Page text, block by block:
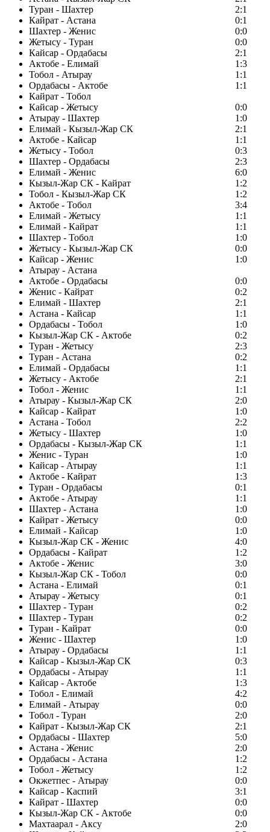
Туран - Шахтер
2:1
Кайрат - Астана
0:1
Шахтер - Женис
0:0
Жетысу - Туран
0:0
Кайсар - Ордабасы
2:1
Актобе - Елимай
1:3
Тобол - Атырау
1:1
Ордабасы - Актобе
1:1
Кайрат - Тобол
Кайсар - Жетысу
0:0
Атырау - Шахтер
1:0
Елимай - Кызыл-Жар СК
2:1
Актобе - Кайсар
1:1
Жетысу - Тобол
0:3
Шахтер - Ордабасы
2:3
Елимай - Женис
6:0
Кызыл-Жар СК - Кайрат
1:2
Тобол - Кызыл-Жар СК
1:2
Актобе - Тобол
3:4
Елимай - Жетысу
1:1
Елимай - Кайрат
1:1
Шахтер - Тобол
1:0
Жетысу - Кызыл-Жар СК
0:0
Кайсар - Женис
1:0
Атырау - Астана
Актобе - Ордабасы
0:0
Женис - Кайрат
0:2
Елимай - Шахтер
2:1
Астана - Кайсар
1:1
Ордабасы - Тобол
1:0
Кызыл-Жар СК - Актобе
0:2
Туран - Жетысу
2:3
Туран - Астана
0:2
Елимай - Ордабасы
1:1
Жетысу - Актобе
2:1
Тобол - Женис
1:1
Атырау - Кызыл-Жар СК
2:0
Кайсар - Кайрат
1:0
Астана - Тобол
2:2
Жетысу - Шахтер
1:0
Ордабасы - Кызыл-Жар СК
1:1
Женис - Туран
1:0
Кайсар - Атырау
1:1
Актобе - Кайрат
1:3
Туран - Ордабасы
0:1
Актобе - Атырау
1:1
Шахтер - Астана
1:0
Кайрат - Жетысу
0:0
Елимай - Кайсар
1:0
Кызыл-Жар СК - Женис
4:0
Ордабасы - Кайрат
1:2
Актобе - Женис
3:0
Кызыл-Жар СК - Тобол
0:0
Астана - Елимай
0:1
Атырау - Жетысу
0:1
Шахтер - Туран
0:2
Шахтер - Туран
0:2
Туран - Кайрат
0:0
Женис - Шахтер
1:0
Атырау - Ордабасы
1:1
Кайсар - Кызыл-Жар СК
0:3
Ордабасы - Атырау
1:1
Кайсар - Актобе
1:3
Тобол - Елимай
4:2
Елимай - Атырау
0:0
Тобол - Туран
2:0
Кайрат - Кызыл-Жар СК
2:1
Ордабасы - Шахтер
5:0
Астана - Женис
2:0
Ордабасы - Астана
1:2
Тобол - Жетысу
1:2
Окжетпес - Атырау
0:0
Кайсар - Каспий
3:1
Кайрат - Шахтер
0:0
Кызыл-Жар СК - Актобе
0:0
Махтаарал - Аксу
2:0